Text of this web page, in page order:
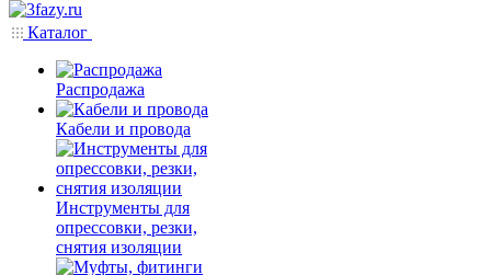
Каталог
Распродажа
Кабели и провода
Инструменты для
опрессовки, резки,
снятия изоляции